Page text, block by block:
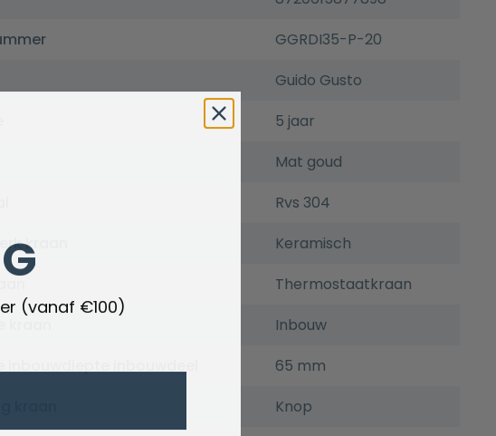
GGRDI35-P-20
Guido Gusto
5 jaar
Mat goud
Rvs 304
kraan
Keramisch
Thermostaatkraan
Inbouw
65 mm
kraan
Knop
(vanaf €100)